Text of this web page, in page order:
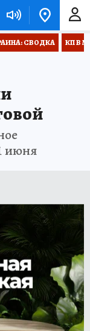
СВОДКА КП В
июня